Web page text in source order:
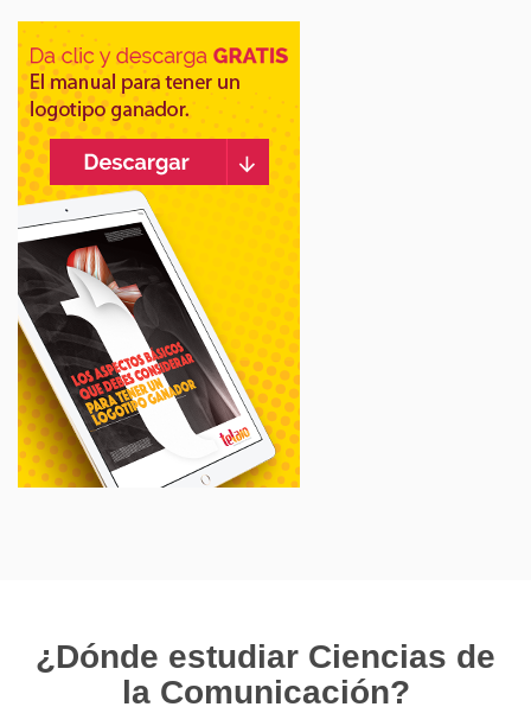
¿Dónde estudiar Ciencias de
la Comunicación?